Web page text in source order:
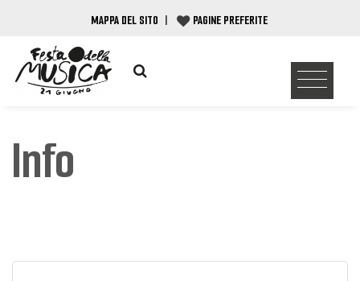
MAPPA DEL SITO | PAGINE PREFERITE
Info